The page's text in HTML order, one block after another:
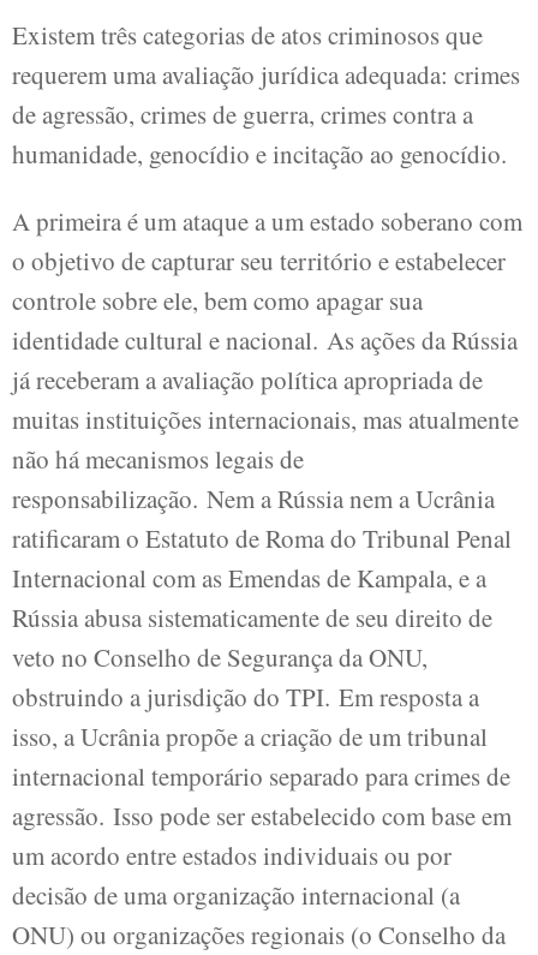
Existem três categorias de atos criminosos que
requerem uma avaliação jurídica adequada: crimes
de agressão, crimes de guerra, crimes contra a
humanidade, genocídio e incitação ao genocídio.
A primeira é um ataque a um estado soberano com
o objetivo de capturar seu território e estabelecer
controle sobre ele, bem como apagar sua
identidade cultural e nacional. As ações da Rússia
já receberam a avaliação política apropriada de
muitas instituições internacionais, mas atualmente
não há mecanismos legais de
responsabilização. Nem a Rússia nem a Ucrânia
ratificaram o Estatuto de Roma do Tribunal Penal
Internacional com as Emendas de Kampala, e a
Rússia abusa sistematicamente de seu direito de
veto no Conselho de Segurança da ONU,
obstruindo a jurisdição do TPI. Em resposta a
isso, a Ucrânia propõe a criação de um tribunal
internacional temporário separado para crimes de
agressão. Isso pode ser estabelecido com base em
um acordo entre estados individuais ou por
decisão de uma organização internacional (a
ONU) ou organizações regionais (o Conselho da